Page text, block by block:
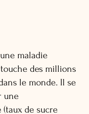
maladie
des millions
le monde. Il se
une
de sucre